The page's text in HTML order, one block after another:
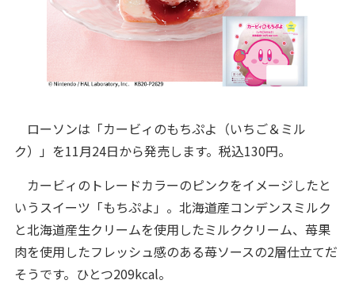
ローソンは「カービィのもちぷよ（いちご＆ミル
ク）」を11月24日から発売します。税込130円。
カービィのトレードカラーのピンクをイメージしたと
いうスイーツ「もちぷよ」。北海道産コンデンスミルク
と北海道産生クリームを使用したミルククリーム、苺果
肉を使用したフレッシュ感のある苺ソースの2層仕立てだ
そうです。ひとつ209kcal。